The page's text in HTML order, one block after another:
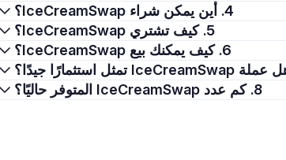
4. أين يمكن شراء IceCreamSwap؟
5. كيف تشتري IceCreamSwap؟
6. كيف يمكنك بيع IceCreamSwap؟
8. كم عدد IceCreamSwap المتوفر حاليًا؟